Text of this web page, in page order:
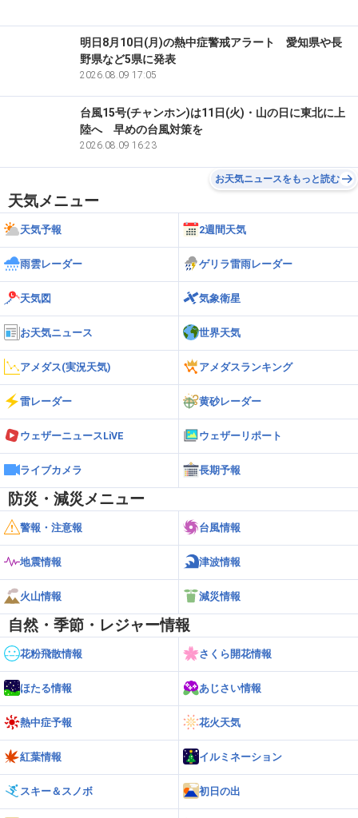
明日8月10日(月)の熱中症警戒アラート 愛知県や長
野県など5県に発表
2026.08.09 17:05
台風15号(チャンホン)は11日(火)・山の日に東北に上
陸へ 早めの台風対策を
2026.08.09 16:23
お天気ニュースをもっと読む
天気メニュー
天気予報 2週間天気
雨雲レーダー ゲリラ雷雨レーダー
天気図 気象衛星
お天気ニュース 世界天気
アメダス(実況天気) アメダスランキング
雷レーダー 黄砂レーダー
ウェザーニュースLiVE ウェザーリポート
ライブカメラ 長期予報
防災・減災メニュー
警報・注意報 台風情報
地震情報 津波情報
火山情報 減災情報
自然・季節・レジャー情報
花粉飛散情報 さくら開花情報
ほたる情報 あじさい情報
熱中症予報 花火天気
紅葉情報 イルミネーション
スキー＆スノボ 初日の出